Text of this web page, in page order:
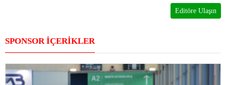
Editöre Ulaşın
SPONSOR İÇERİKLER